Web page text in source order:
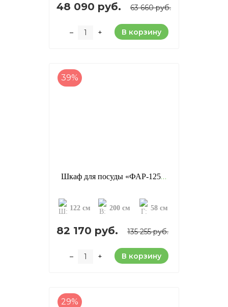
48 090 руб. 63 660 руб.
– + В корзину
39%
Шкаф для посуды «ФАР-125», отделка: старение (сосна)
122 см 200 см 58 см
82 170 руб. 135 255 руб.
– + В корзину
29%